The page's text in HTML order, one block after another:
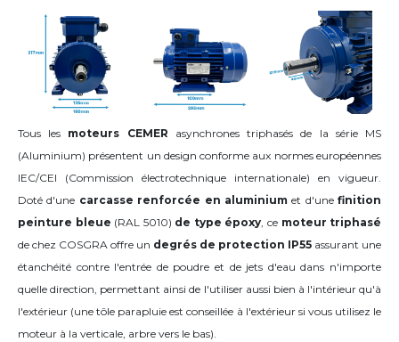
Tous les moteurs CEMER asynchrones triphasés de la série MS
(Aluminium) présentent un design conforme aux normes européennes
IEC/CEI (Commission électrotechnique internationale) en vigueur.
Doté d'une carcasse renforcée en aluminiumet d'une finition
peinture bleue (RAL 5010) de type époxy, ce moteur triphasé
de chez COSGRA offre un degrés de protection IP55 assurant une
étanchéité contre l'entrée de poudre et de jets d'eau dans n'importe
quelle direction, permettant ainsi de l'utiliser aussi bien à l'intérieur qu'à
l'extérieur (une tôle parapluie est conseillée à l'extérieur si vous utilisez le
moteur à la verticale, arbre vers le bas).